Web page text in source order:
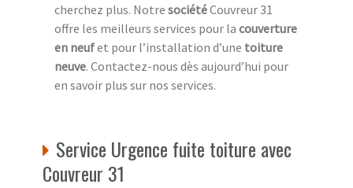
cherchez plus. Notre sociétéCouvreur 31
offre les meilleurs services pour la couverture
en neufet pour l’installation d’une toiture
neuve. Contactez-nous dès aujourd’hui pour
en savoir plus sur nos services.
Service Urgence fuite toiture avec
Couvreur 31